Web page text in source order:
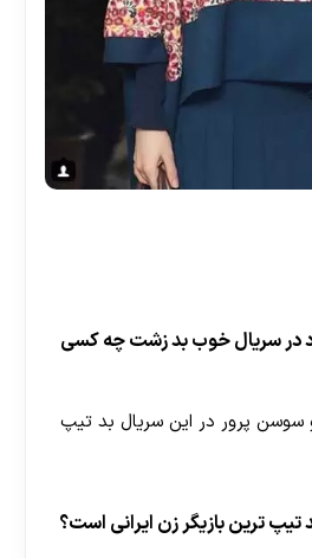
در سریال خوب بد زشت چه کسی
سوسن پرور در این سریال بد تیپ
تیپ ترین بازیگر زن ایرانی است؟